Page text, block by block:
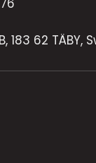
183 62 TÄBY,